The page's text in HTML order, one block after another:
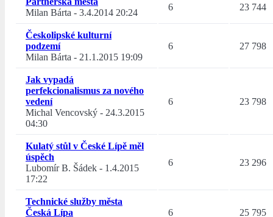
Milan Bárta - 3.4.2014 20:24
6 23 744
Českolipské kulturní
podzemí
Milan Bárta - 21.1.2015 19:09
6 27 798
Jak vypadá
perfekcionalismus za nového
vedení
Michal Vencovský - 24.3.2015
04:30
6 23 798
Kulatý stůl v České Lípě měl
úspěch
Lubomír B. Šádek - 1.4.2015
17:22
6 23 296
Technické služby města
Česká Lípa
6 25 795